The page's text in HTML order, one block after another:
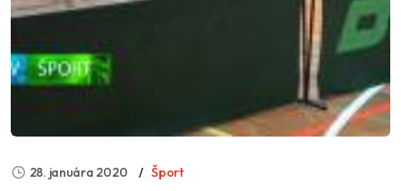
28. januára 2020 Šport